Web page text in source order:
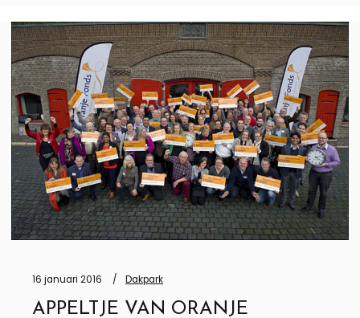
16 januari 2016 Dakpark
APPELTJE VAN ORANJE